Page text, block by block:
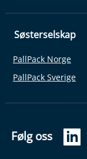
Søsterselskap
PallPack Norge
PallPack Sverige
Følg oss